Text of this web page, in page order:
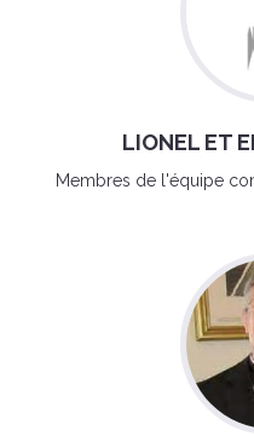
LIONEL ET
Membres de l'équipe